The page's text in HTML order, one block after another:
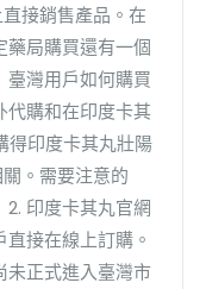
接銷售產品。在
藥局購買還有一個
灣用戶如何購買
代購和在印度卡其
得印度卡其丸壯陽
。需要注意的
印度卡其丸官網
接在線上訂購。
未正式進入臺灣市